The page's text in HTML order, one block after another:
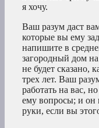
я хочу.
Ваш разум даст
которые вы ему
напишите в
загородный дом
не будет сказано,
трех лет. Ваш
работать на вас,
ему вопросы; и он
руки, если вы